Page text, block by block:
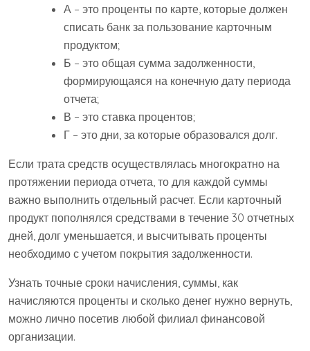
А – это проценты по карте, которые должен
списать банк за пользование карточным
продуктом;
Б – это общая сумма задолженности,
формирующаяся на конечную дату периода
отчета;
В – это ставка процентов;
Г – это дни, за которые образовался долг.
Если трата средств осуществлялась многократно на
протяжении периода отчета, то для каждой суммы
важно выполнить отдельный расчет. Если карточный
продукт пополнялся средствами в течение 30 отчетных
дней, долг уменьшается, и высчитывать проценты
необходимо с учетом покрытия задолженности.
Узнать точные сроки начисления, суммы, как
начисляются проценты и сколько денег нужно вернуть,
можно лично посетив любой филиал финансовой
организации.